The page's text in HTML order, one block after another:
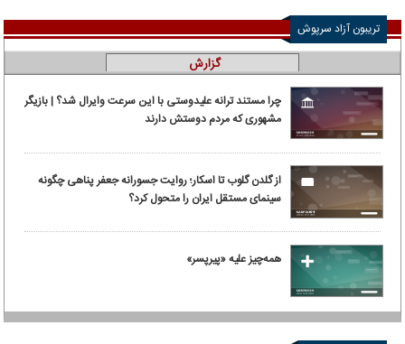
تریبون آزاد سرپوش
گزارش
چرا مستند ترانه علیدوستی با این سرعت وایرال شد؟ | بازیگر
مشهوری که مردم دوستش دارند
از گلدن گلوب تا اسکار؛ روایت جسورانه جعفر پناهی چگونه
سینمای مستقل ایران را متحول کرد؟
همه‌چیز علیه «پیرپسر»